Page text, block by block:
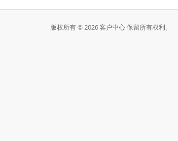
版权所有 © 2026 客户中心 保留所有权利。